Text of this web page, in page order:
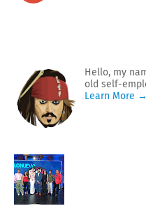
Hello, my
old self-
Learn More →